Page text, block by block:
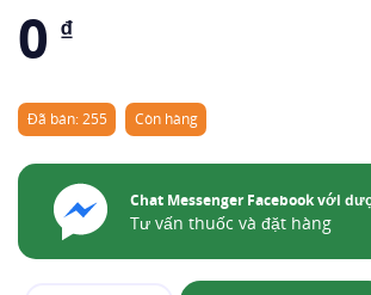
0 ₫
Đã bán: 255 Còn hàng
Chat Messenger Facebook với
Tư vấn thuốc và đặt hàng